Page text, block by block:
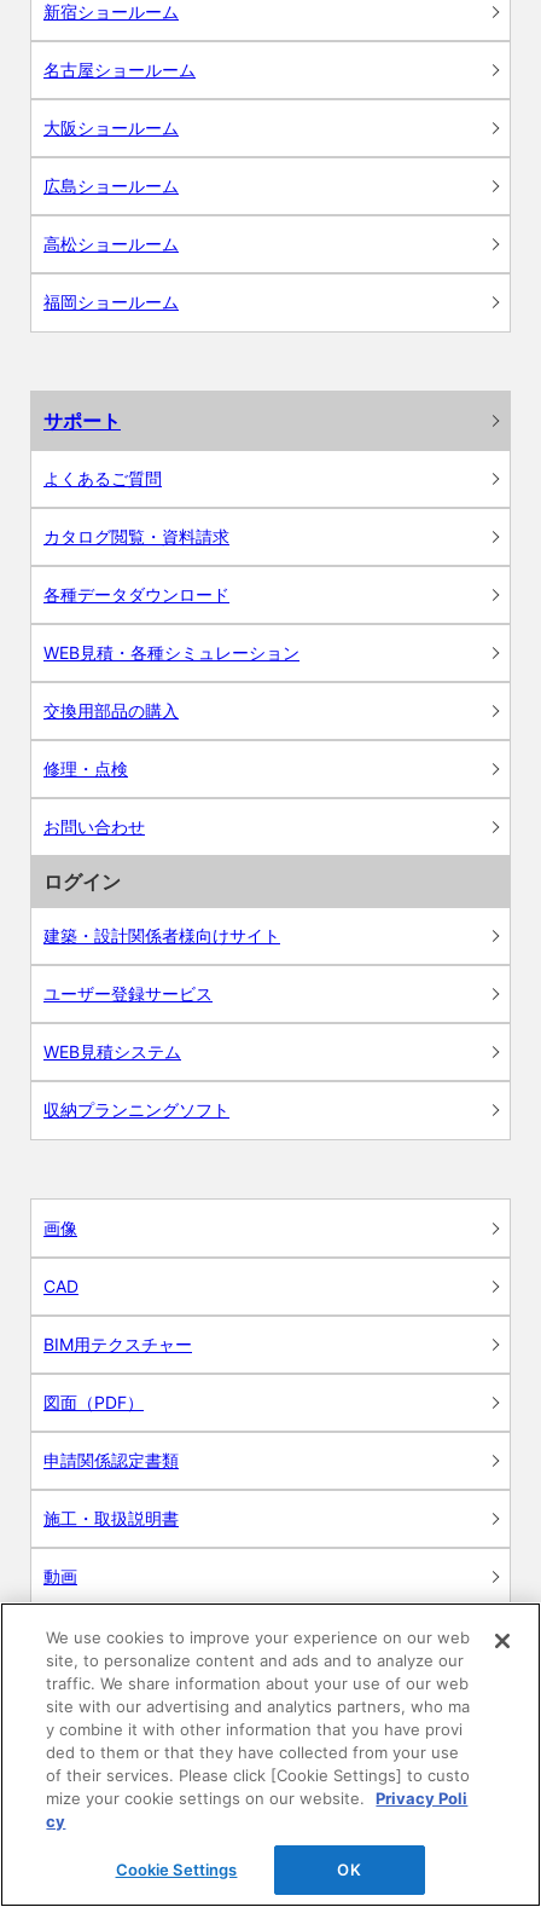
新宿ショールーム
名古屋ショールーム
大阪ショールーム
広島ショールーム
高松ショールーム
福岡ショールーム
サポート
よくあるご質問
カタログ閲覧・資料請求
各種データダウンロード
WEB見積・各種シミュレーション
交換用部品の購入
修理・点検
お問い合わせ
ログイン
建築・設計関係者様向けサイト
ユーザー登録サービス
WEB見積システム
収納プランニングソフト
画像
CAD
BIM用テクスチャー
図面（PDF）
申請関係認定書類
施工・取扱説明書
動画
シミュレーションツール
24時間換気システム〈エアスマート〉
簡易設計見積ソフト
R&Dセンター環境測定・分析サービス
商品マスター申し込み
We use cookies to improve your experience on our web
site, to personalize content and ads and to analyze our
traffic. We share information about your use of our web
site with our advertising and analytics partners, who ma
y combine it with other information that you have provi
ded to them or that they have collected from your use
of their services. Please click [Cookie Settings] to custo
mize your cookie settings on our website.
Privacy Poli
cy
Cookie Settings OK